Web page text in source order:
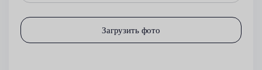
Загрузить фото